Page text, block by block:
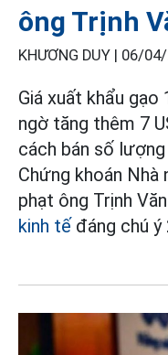
ông Trịnh
KHƯƠNG DUY | 06/04/
Giá xuất khẩu
ngờ tăng thêm 7
cách bán số
Chứng khoán
phạt ông Trịnh
kinh tế đáng chú ý